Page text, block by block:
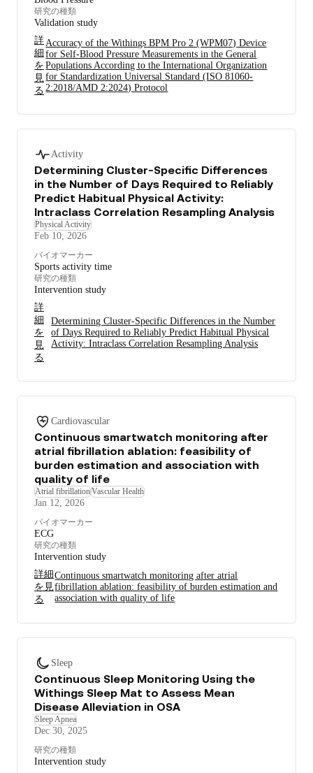
研究の種類
Validation study
詳
細
を
見
る
Accuracy of the Withings BPM Pro 2 (WPM07) Device
for Self-Blood Pressure Measurements in the General
Populations According to the International Organization
for Standardization Universal Standard (ISO 81060-
2:2018/AMD 2:2024) Protocol
Activity
Determining Cluster-Specific Differences
in the Number of Days Required to Reliably
Predict Habitual Physical Activity:
Intraclass Correlation Resampling Analysis
Physical Activity
Feb 10, 2026
バイオマーカー
Sports activity time
研究の種類
Intervention study
詳
細
を
見
る
Determining Cluster-Specific Differences in the Number
of Days Required to Reliably Predict Habitual Physical
Activity: Intraclass Correlation Resampling Analysis
Cardiovascular
Continuous smartwatch monitoring after
atrial fibrillation ablation: feasibility of
burden estimation and association with
quality of life
Atrial fibrillationVascular Health
Jan 12, 2026
バイオマーカー
ECG
研究の種類
Intervention study
詳細
を見
る
Continuous smartwatch monitoring after atrial
fibrillation ablation: feasibility of burden estimation and
association with quality of life
Sleep
Continuous Sleep Monitoring Using the
Withings Sleep Mat to Assess Mean
Disease Alleviation in OSA
Sleep Apnea
Dec 30, 2025
研究の種類
Intervention study